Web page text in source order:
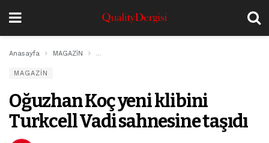
Anasayfa MAGAZİN Oğuzhan Koç yeni klibini Turkcell Vadi sahnesine
MAGAZİN
Oğuzhan Koç yeni klibini
Turkcell Vadi sahnesine taşıdı